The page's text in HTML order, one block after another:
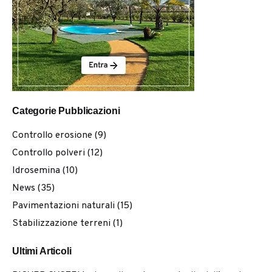
Categorie Pubblicazioni
Controllo erosione (9)
Controllo polveri (12)
Idrosemina (10)
News (35)
Pavimentazioni naturali (15)
Stabilizzazione terreni (1)
Ultimi Articoli